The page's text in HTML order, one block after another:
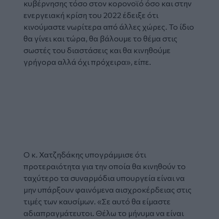
κυβέρνησης τόσο στον κορονοϊό όσο και στην
ενεργειακή κρίση του 2022 έδειξε ότι
κινούμαστε νωρίτερα από άλλες χώρες. Το ίδιο
θα γίνει και τώρα, θα βάλουμε το θέμα στις
σωστές του διαστάσεις και θα κινηθούμε
γρήγορα αλλά όχι πρόχειρα», είπε.
Ο κ. Χατζηδάκης υπογράμμισε ότι
προτεραιότητα για την οποία θα κινηθούν το
ταχύτερο τα συναρμόδια υπουργεία είναι να
μην υπάρξουν φαινόμενα αισχροκέρδειας στις
τιμές των καυσίμων. «Σε αυτό θα είμαστε
αδιαπραγμάτευτοι. Θέλω το μήνυμα να είναι